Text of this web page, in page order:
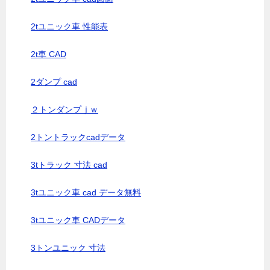
2tユニック車 性能表
2t車 CAD
2ダンプ cad
２トンダンプｊｗ
2トントラックcadデータ
3tトラック 寸法 cad
3tユニック車 cad データ無料
3tユニック車 CADデータ
3トンユニック 寸法